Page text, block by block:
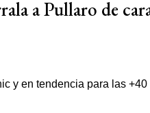
a Pullaro de